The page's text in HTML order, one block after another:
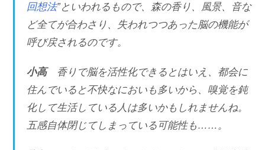
回想法”といわれるもので、森の香り、風景、音な
ど全てが合わさり、失われつつあった脳の機能が
呼び戻されるのです。
小高 香りで脳を活性化できるとはいえ、都会に
住んでいると不快なにおいも多いから、嗅覚を鈍
化して生活している人は多いかもしれませんね。
五感自体閉じてしまっている可能性も……。